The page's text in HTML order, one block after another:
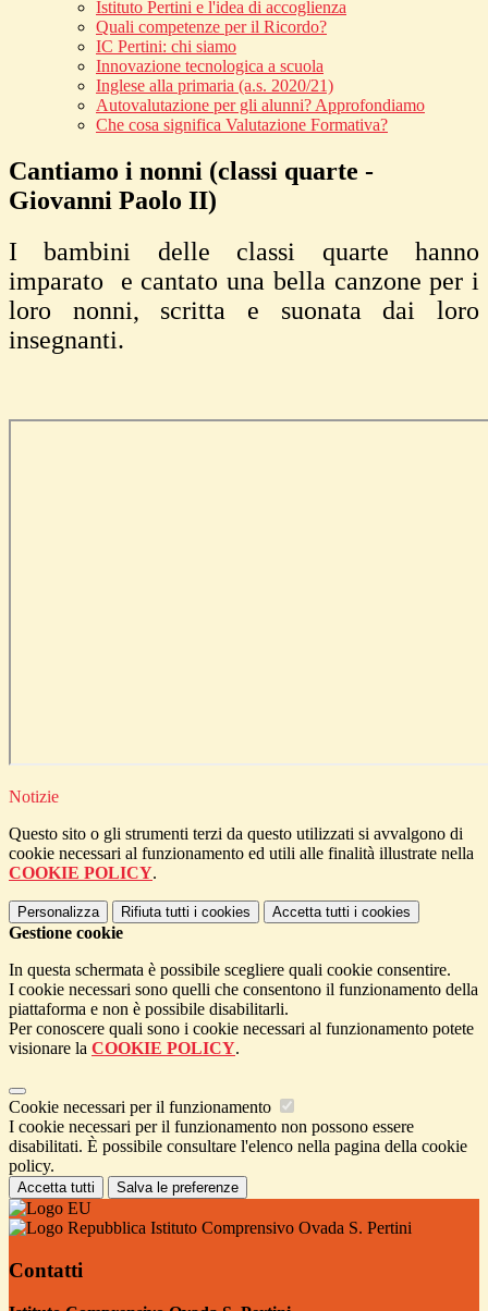
Istituto Pertini e l'idea di accoglienza
Quali competenze per il Ricordo?
IC Pertini: chi siamo
Innovazione tecnologica a scuola
Inglese alla primaria (a.s. 2020/21)
Autovalutazione per gli alunni? Approfondiamo
Che cosa significa Valutazione Formativa?
Cantiamo i nonni (classi quarte -
Giovanni Paolo II)
I bambini delle classi quarte hanno
imparato e cantato una bella canzone per i
loro nonni, scritta e suonata dai loro
insegnanti.
Notizie
Questo sito o gli strumenti terzi da questo utilizzati si avvalgono di
cookie necessari al funzionamento ed utili alle finalità illustrate nella
COOKIE POLICY.
Personalizza Rifiuta tutti i cookies Accetta tutti i cookies
Gestione cookie
In questa schermata è possibile scegliere quali cookie consentire.
I cookie necessari sono quelli che consentono il funzionamento della
piattaforma e non è possibile disabilitarli.
Per conoscere quali sono i cookie necessari al funzionamento potete
visionare la COOKIE POLICY.
Cookie necessari per il funzionamento
I cookie necessari per il funzionamento non possono essere
disabilitati. È possibile consultare l'elenco nella pagina della cookie
policy.
Accetta tutti Salva le preferenze
Istituto Comprensivo Ovada S. Pertini
Contatti